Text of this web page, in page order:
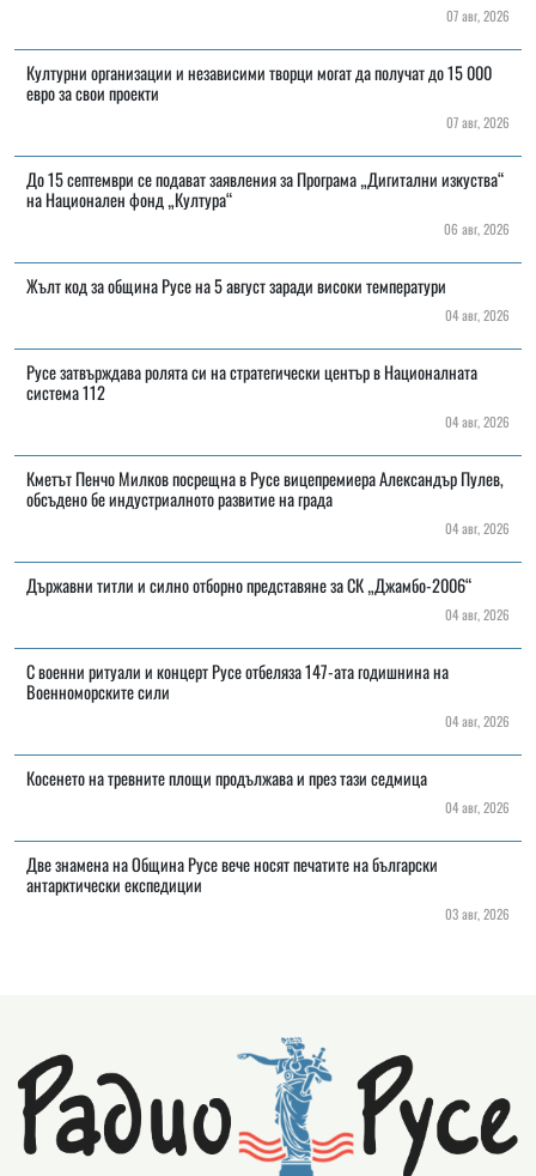
07 авг, 2026
Културни организации и независими творци могат да получат до 15 000
евро за свои проекти
07 авг, 2026
До 15 септември се подават заявления за Програма „Дигитални изкуства“
на Национален фонд „Култура“
06 авг, 2026
Жълт код за община Русе на 5 август заради високи температури
04 авг, 2026
Русе затвърждава ролята си на стратегически център в Националната
система 112
04 авг, 2026
Кметът Пенчо Милков посрещна в Русе вицепремиера Александър Пулев,
обсъдено бе индустриалното развитие на града
04 авг, 2026
Държавни титли и силно отборно представяне за СК „Джамбо-2006“
04 авг, 2026
С военни ритуали и концерт Русе отбеляза 147-ата годишнина на
Военноморските сили
04 авг, 2026
Косенето на тревните площи продължава и през тази седмица
04 авг, 2026
Две знамена на Община Русе вече носят печатите на български
антарктически експедиции
03 авг, 2026